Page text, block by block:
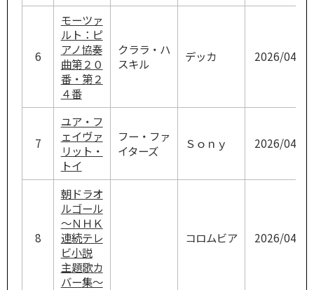
6
モーツァ
ルト：ピ
アノ協奏
曲第２０
番・第２
４番
クララ・ハ
スキル
デッカ 2026/04/29
7
ユア・フ
ェイヴァ
リット・
トイ
フー・ファ
イターズ
Ｓｏｎｙ 2026/04/24
8
朝ドラオ
ルゴール
～ＮＨＫ
連続テレ
ビ小説
主題歌カ
バー集～
コロムビア 2026/04/22